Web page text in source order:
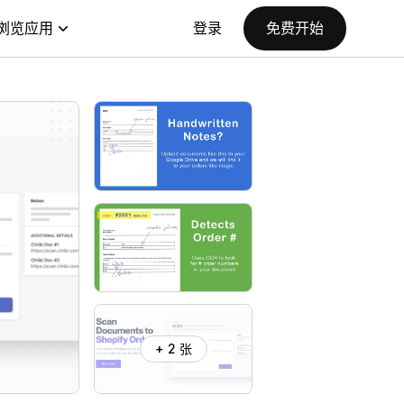
览应用 登录 免费开始
+ 2 张